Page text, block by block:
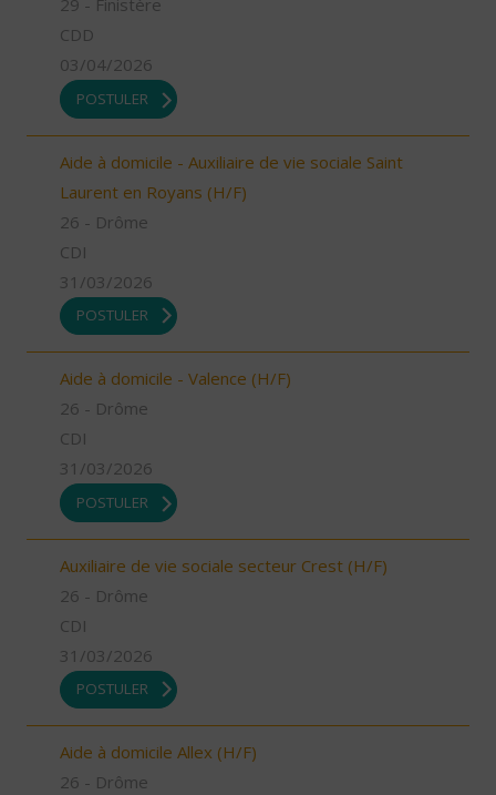
29 - Finistère
CDD
03/04/2026
POSTULER
Aide à domicile - Auxiliaire de vie sociale Saint
Laurent en Royans (H/F)
26 - Drôme
CDI
31/03/2026
POSTULER
Aide à domicile - Valence (H/F)
26 - Drôme
CDI
31/03/2026
POSTULER
Auxiliaire de vie sociale secteur Crest (H/F)
26 - Drôme
CDI
31/03/2026
POSTULER
Aide à domicile Allex (H/F)
26 - Drôme